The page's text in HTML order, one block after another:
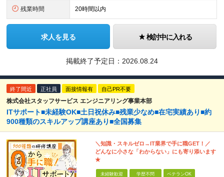
残業時間 20時間以内
求人を見る 検討中に入れる
掲載終了予定日： 2026.08.24
終了間近 正社員 面接情報有 自己PR不要
株式会社スタッフサービス エンジニアリング事業本部
ITサポート■未経験OK■土日祝休み■残業少なめ■在宅実績あり■約
900種類のスキルアップ講座あり■全国募集
＼知識・スキルゼロ→IT業界で手に職GET！／
どんなに小さな「わからない」にも寄り添います
★
未経験歓迎 学歴不問 ベテランOK